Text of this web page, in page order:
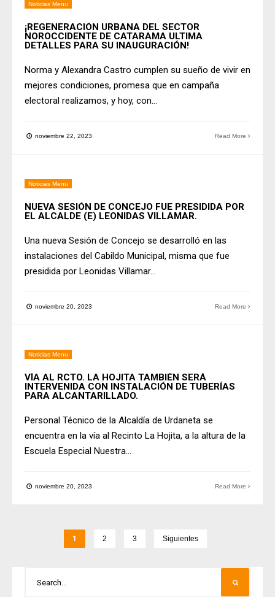
Noticias Menu
¡REGENERACIÓN URBANA DEL SECTOR
NOROCCIDENTE DE CATARAMA ULTIMA
DETALLES PARA SU INAUGURACIÓN!
Norma y Alexandra Castro cumplen su sueño de vivir en
mejores condiciones, promesa que en campaña
electoral realizamos, y hoy, con...
noviembre 22, 2023 Read More
Noticias Menu
NUEVA SESIÓN DE CONCEJO FUE PRESIDIDA POR
EL ALCALDE (E) LEONIDAS VILLAMAR.
Una nueva Sesión de Concejo se desarrolló en las
instalaciones del Cabildo Municipal, misma que fue
presidida por Leonidas Villamar...
noviembre 20, 2023 Read More
Noticias Menu
VÌA AL RCTO. LA HOJITA TAMBIÉN SERÁ
INTERVENIDA CON INSTALACIÓN DE TUBERÍAS
PARA ALCANTARILLADO.
Personal Técnico de la Alcaldía de Urdaneta se
encuentra en la vía al Recinto La Hojita, a la altura de la
Escuela Especial Nuestra...
noviembre 20, 2023 Read More
1 2 3 Siguientes